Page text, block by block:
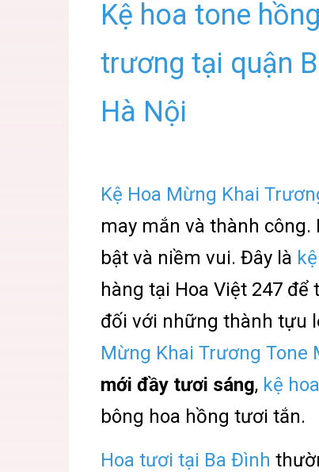
Kệ hoa tone
trương tại quận
Hà Nội
Kệ Hoa Mừng Khai
may mắn và thành
bật và niềm vui. Đây là
hàng tại Hoa Việt 247
đối với những thành tựu
Mừng Khai Trương Tone
mới đầy tươi sáng, kệ
bông hoa hồng tươi tắn.
Hoa tươi tại Ba Đình